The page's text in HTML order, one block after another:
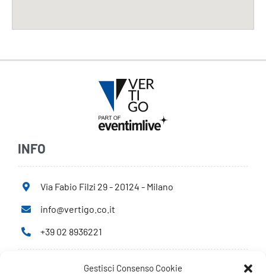
Gestisci Consenso Cookie
INFO
Via Fabio Filzi 29 - 20124 - Milano
info@vertigo.co.it
+39 02 8936221
Privacy Policy